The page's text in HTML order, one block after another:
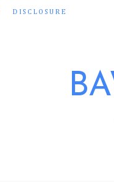
DISCLOSURE